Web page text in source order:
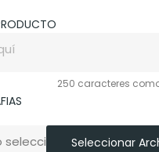
250 caracteres
seleccionadoSeleccionar